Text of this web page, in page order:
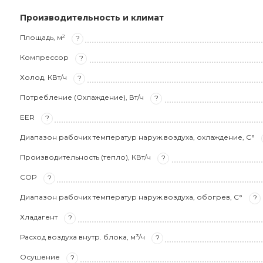
Производительность и климат
Площадь, м² ?
Компрессор ?
Холод, КВт/ч ?
Потребление (Охлаждение), Вт/ч ?
EER ?
Диапазон рабочих температур наруж.воздуха, охлаждение, С°
Производительность (тепло), КВт/ч ?
COP ?
Диапазон рабочих температур наруж.воздуха, обогрев, С° ?
Хладагент ?
Расход воздуха внутр. блока, м³/ч ?
Осушение ?